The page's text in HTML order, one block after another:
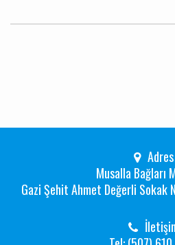
Adres
Musalla Bağları
Gazi Şehit Ahmet Değerli Sokak